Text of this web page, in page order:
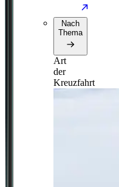
Nach
Thema
Art
der
Kreuzfahrt